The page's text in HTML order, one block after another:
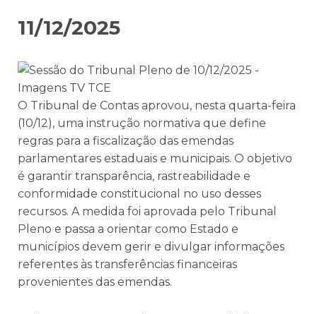
11/12/2025
O Tribunal de Contas aprovou, nesta quarta-feira
(10/12), uma instrução normativa que define
regras para a fiscalização das emendas
parlamentares estaduais e municipais. O objetivo
é garantir transparência, rastreabilidade e
conformidade constitucional no uso desses
recursos. A medida foi aprovada pelo Tribunal
Pleno e passa a orientar como Estado e
municípios devem gerir e divulgar informações
referentes às transferências financeiras
provenientes das emendas.